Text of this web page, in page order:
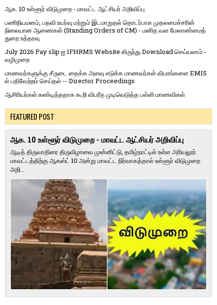
ஆக. 10 உள்ளூர் விடுமுறை - மாவட்ட ஆட்சியர் அறிவிப்பு
பணிநியமனம், பதவி உயர்வு மற்றும் இடமாறுதல் தொடர்பாக முதலமைச்சரின்
நிலையான ஆணைகள் (Standing Orders of CM) - மனித வள மேலாண்மைத்
துறை உத்தரவு
July 2026 Pay slip ஐ IFHRMS Website லிருந்து Download செய்யலாம் -
வழிமுறை
மாணவர்களுக்கு சீருடை தைக்க அளவு எடுக்க மாணவர்கள் விபரங்களை EMIS
ல் பதிவேற்றம் செய்தல் -- Director Proceedings
ஆசிரியர்கள் கண்டித்ததாக கூறி விபரீத முடிவெடுத்த பள்ளி மாணவிகள்
FEATURED POST
ஆக. 10 உள்ளூர் விடுமுறை - மாவட்ட ஆட்சியர் அறிவிப்பு
ஆடித் திருவாதிரை திருவிழாவை முன்னிட்டு, தமிழ்நாட்டில் உள்ள அரியலூர்
மாவட்டத்திற்கு ஆகஸ்ட் 10 அன்று மாவட்ட நிர்வாகத்தால் உள்ளூர் விடுமுறை
அறி...